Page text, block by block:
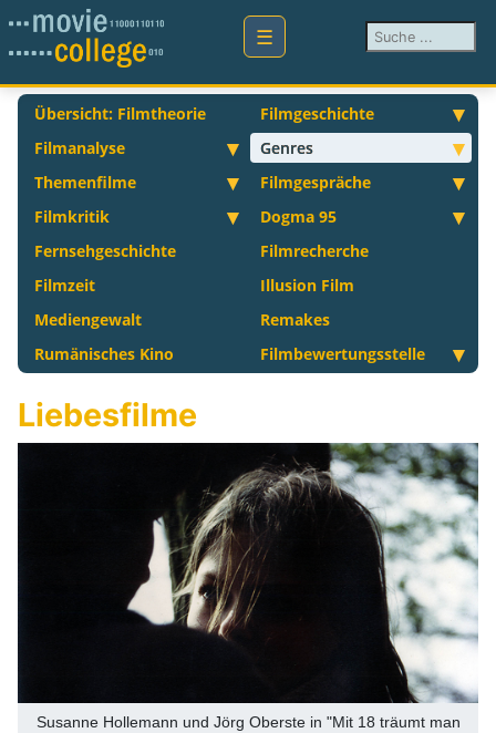
Suchen ...
Übersicht: Filmtheorie
Filmgeschichte
Filmanalyse
Genres
Themenfilme
Filmgespräche
Filmkritik
Dogma 95
Fernsehgeschichte
Filmrecherche
Filmzeit
Illusion Film
Mediengewalt
Remakes
Rumänisches Kino
Filmbewertungsstelle
Liebesfilme
Susanne Hollemann und Jörg Oberste in "Mit 18 träumt man